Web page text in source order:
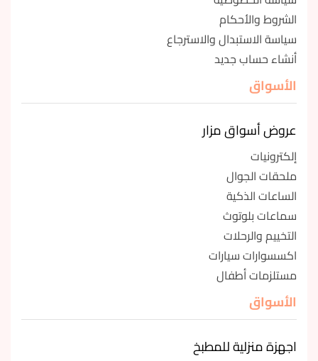
الشروط والأحكام
سياسة الاستبدال والاسترجاع
أنشاء حساب جديد
الأسواق
عروض أسواق مزار
إلكترونيات
ملحقات الجوال
الساعات الذكية
سماعات بلوتوث
التخييم والرحلات
اكسسوارات سيارات
مستلزمات أطفال
الأسواق
اجهزة منزلية للمطبخ